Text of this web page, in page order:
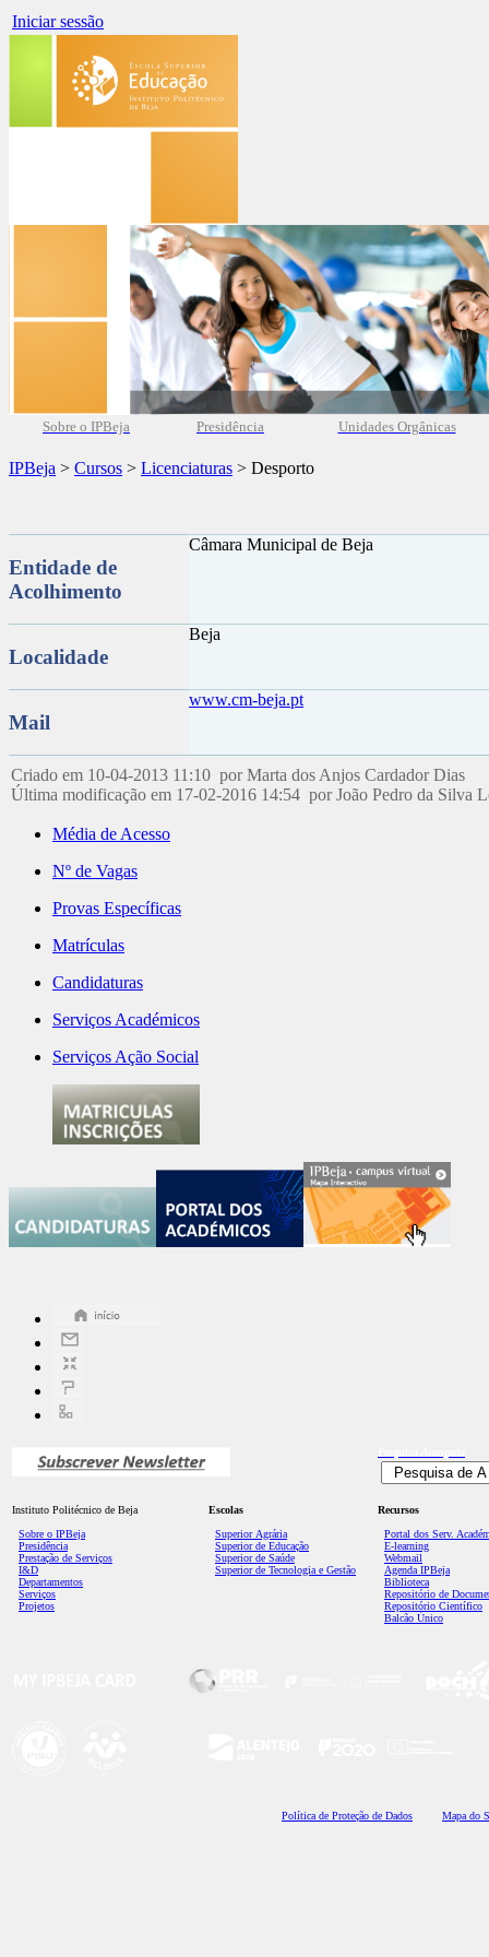
Iniciar sessão
Sobre o IPBeja Presidência Unidades Orgânicas
IPBeja > Cursos > Licenciaturas > Desporto
Entidade de
Acolhimento
Câmara Municipal de Beja
Localidade
Beja
Mail
www.cm-beja.pt
Criado em 10-04-2013 11:10 por Marta dos Anjos Cardador Dias
Última modificação em 17-02-2016 14:54 por João Pedro da Silva
Média de Acesso
Nº de Vagas
Provas Específicas
Matrículas
Candidaturas
Serviços Académicos
Serviços Ação Social
Instituto Politécnico de Beja
Sobre o IPBeja
Presidência
Prestação de Serviços
I&D
Departamentos
Serviços
Projetos
Escolas
Superior Agrária
Superior de Educação
Superior de Saúde
Superior de Tecnologia e Gestão
Recursos
Portal dos Serv.
E-learning
Webmail
Agenda IPBeja
Biblioteca
Repositório de
Repositório Científico
Balcão Único
Política de Proteção de Dados Mapa do